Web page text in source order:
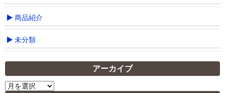
商品紹介
未分類
アーカイブ
ア